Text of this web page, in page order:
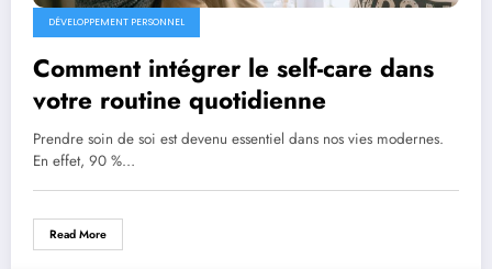
DÉVELOPPEMENT PERSONNEL
Comment intégrer le self-care dans
votre routine quotidienne
Prendre soin de soi est devenu essentiel dans nos vies modernes.
En effet, 90 %…
Read More